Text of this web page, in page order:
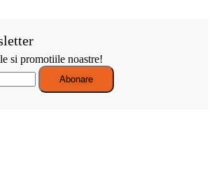
si promotiile noastre!